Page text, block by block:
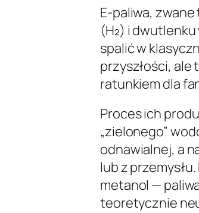
E-paliwa,
(H₂) i
spalić w
przyszłości,
ratunkiem dla
Proces ich
„zielonego”
odnawialnej, a
lub z
metanol —
teoretycznie